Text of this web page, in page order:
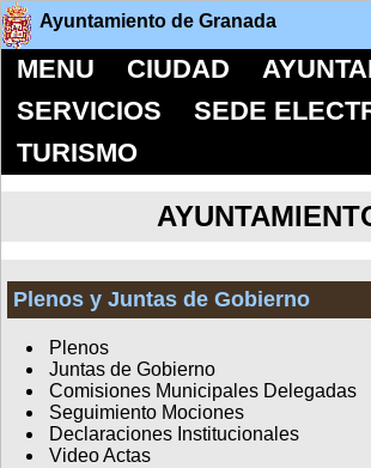
Ayuntamiento de Granada
MENU CIUDAD
SERVICIOS
SEDE
TURISMO
Plenos y Juntas de Gobierno
Plenos
Juntas de Gobierno
Comisiones Municipales Delegadas
Seguimiento Mociones
Declaraciones Institucionales
Video Actas